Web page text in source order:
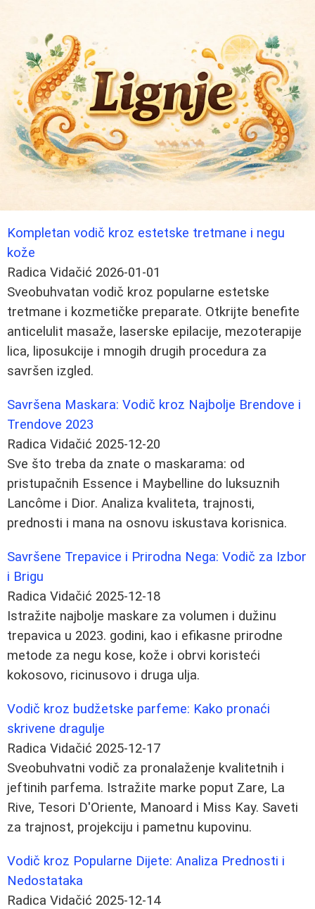
Kompletan vodič kroz estetske tretmane i negu
kože
Radica Vidačić 2026-01-01
Sveobuhvatan vodič kroz popularne estetske
tretmane i kozmetičke preparate. Otkrijte benefite
anticelulit masaže, laserske epilacije, mezoterapije
lica, liposukcije i mnogih drugih procedura za
savršen izgled.
Savršena Maskara: Vodič kroz Najbolje Brendove i
Trendove 2023
Radica Vidačić 2025-12-20
Sve što treba da znate o maskarama: od
pristupačnih Essence i Maybelline do luksuznih
Lancôme i Dior. Analiza kvaliteta, trajnosti,
prednosti i mana na osnovu iskustava korisnica.
Savršene Trepavice i Prirodna Nega: Vodič za Izbor
i Brigu
Radica Vidačić 2025-12-18
Istražite najbolje maskare za volumen i dužinu
trepavica u 2023. godini, kao i efikasne prirodne
metode za negu kose, kože i obrvi koristeći
kokosovo, ricinusovo i druga ulja.
Vodič kroz budžetske parfeme: Kako pronaći
skrivene dragulje
Radica Vidačić 2025-12-17
Sveobuhvatni vodič za pronalaženje kvalitetnih i
jeftinih parfema. Istražite marke poput Zare, La
Rive, Tesori D'Oriente, Manoard i Miss Kay. Saveti
za trajnost, projekciju i pametnu kupovinu.
Vodič kroz Popularne Dijete: Analiza Prednosti i
Nedostataka
Radica Vidačić 2025-12-14